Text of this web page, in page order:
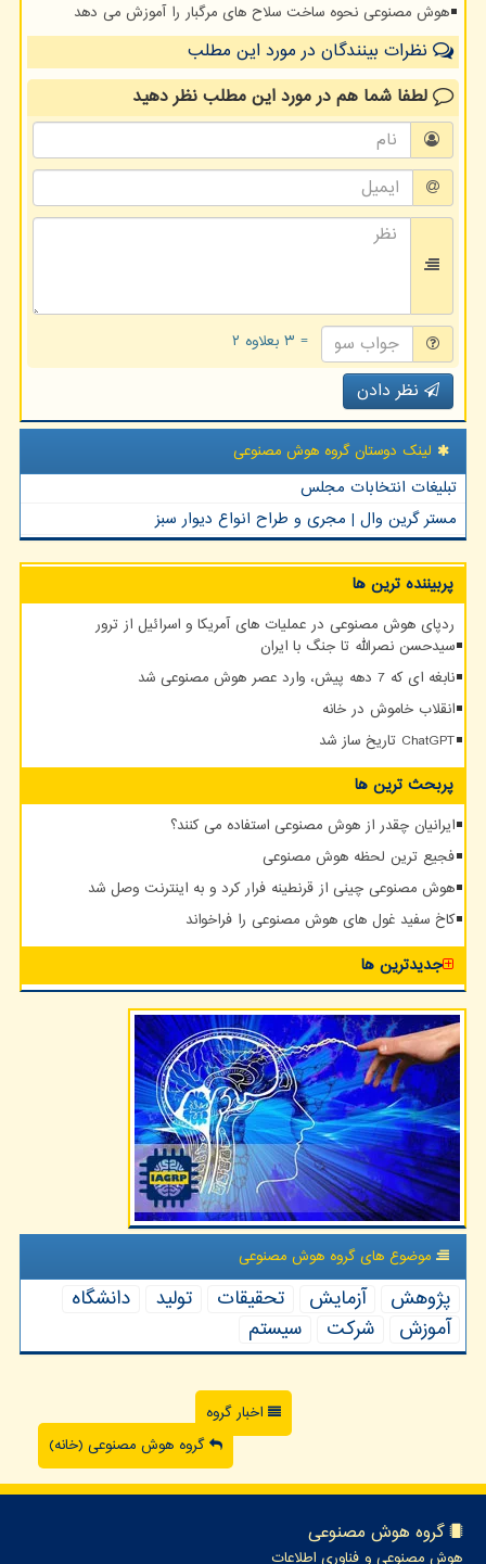
هوش مصنوعی نحوه ساخت سلاح های مرگبار را آموزش می دهد
نظرات بینندگان در مورد این مطلب
لطفا شما همدر مورد این مطلبنظر دهید
= ۳ بعلاوه ۲
نظر دادن
لینک دوستان گروه هوش مصنوعی
تبلیغات انتخابات مجلس
مستر گرین وال | مجری و طراح انواع دیوار سبز
پربیننده ترین ها
ردپای هوش مصنوعی در عملیات های آمریکا و اسرائیل از ترور
سیدحسن نصرالله تا جنگ با ایران
نابغه ای که 7 دهه پیش، وارد عصر هوش مصنوعی شد
انقلاب خاموش در خانه
ChatGPT تاریخ ساز شد
پربحث ترین ها
ایرانیان چقدر از هوش مصنوعی استفاده می کنند؟
فجیع ترین لحظه هوش مصنوعی
هوش مصنوعی چینی از قرنطینه فرار کرد و به اینترنت وصل شد
کاخ سفید غول های هوش مصنوعی را فراخواند
جدیدترین ها
موضوع های گروه هوش مصنوعی
پژوهش آزمایش تحقیقات تولید
دانشگاه
آموزش
شركت سیستم
اخبار گروه
گروه هوش مصنوعی (خانه)
گروه هوش مصنوعی
هوش مصنوعی و فناوری اطلاعات